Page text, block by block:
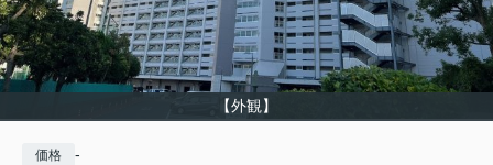
【外観】
価格 -